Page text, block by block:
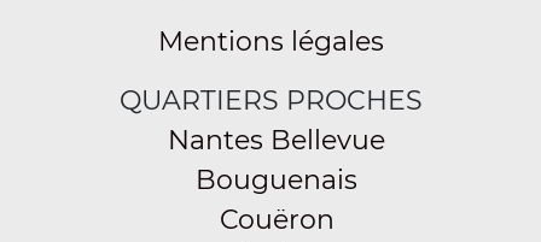
Mentions légales
QUARTIERS PROCHES
Nantes Bellevue
Bouguenais
Couëron